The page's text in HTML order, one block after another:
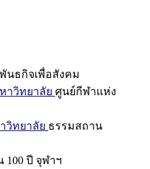
นธกิจเพื่อสังคม
าวิทยาลัย ศูนย์กีฬาแห่ง
วิทยาลัย ธรรมสถาน
100 ปี จุฬาฯ